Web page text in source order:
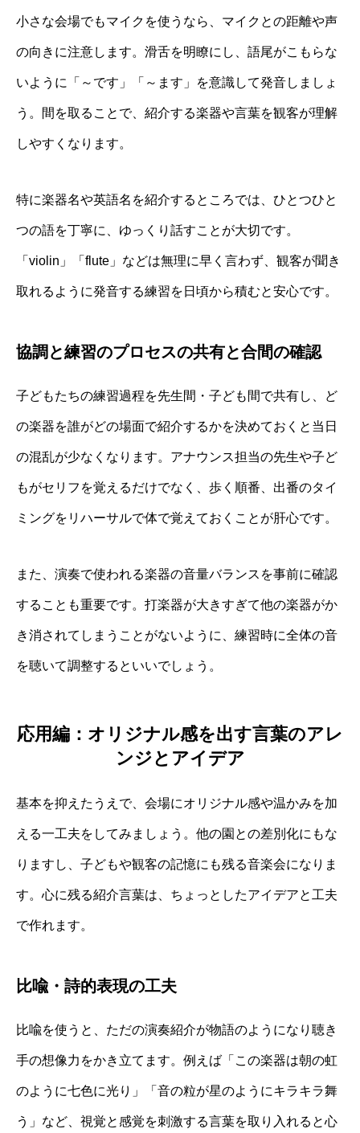
小さな会場でもマイクを使うなら、マイクとの距離や声
の向きに注意します。滑舌を明瞭にし、語尾がこもらな
いように「～です」「～ます」を意識して発音しましょ
う。間を取ることで、紹介する楽器や言葉を観客が理解
しやすくなります。
特に楽器名や英語名を紹介するところでは、ひとつひと
つの語を丁寧に、ゆっくり話すことが大切です。
「violin」「flute」などは無理に早く言わず、観客が聞き
取れるように発音する練習を日頃から積むと安心です。
協調と練習のプロセスの共有と合間の確認
子どもたちの練習過程を先生間・子ども間で共有し、ど
の楽器を誰がどの場面で紹介するかを決めておくと当日
の混乱が少なくなります。アナウンス担当の先生や子ど
もがセリフを覚えるだけでなく、歩く順番、出番のタイ
ミングをリハーサルで体で覚えておくことが肝心です。
また、演奏で使われる楽器の音量バランスを事前に確認
することも重要です。打楽器が大きすぎて他の楽器がか
き消されてしまうことがないように、練習時に全体の音
を聴いて調整するといいでしょう。
応用編：オリジナル感を出す言葉のアレ
ンジとアイデア
基本を抑えたうえで、会場にオリジナル感や温かみを加
える一工夫をしてみましょう。他の園との差別化にもな
りますし、子どもや観客の記憶にも残る音楽会になりま
す。心に残る紹介言葉は、ちょっとしたアイデアと工夫
で作れます。
比喩・詩的表現の工夫
比喩を使うと、ただの演奏紹介が物語のようになり聴き
手の想像力をかき立てます。例えば「この楽器は朝の虹
のように七色に光り」「音の粒が星のようにキラキラ舞
う」など、視覚と感覚を刺激する言葉を取り入れると心